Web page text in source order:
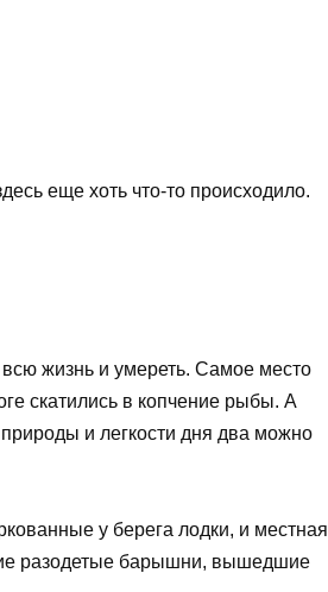
еще хоть что-то происходило.
жизнь и умереть. Самое место
скатились в копчение рыбы. А
и легкости дня два можно
у берега лодки, и местная
разодетые барышни, вышедшие